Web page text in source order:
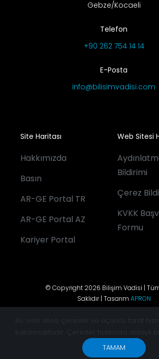
Gebze/Kocaeli
Telefon
+90 262 754 14 14
E-Posta
info@bilisimvadisi.com
Site Haritası
Hakkımızda
Basın
AR-GE Portal TR
AR-GE Portal AZ
Kariyer Portal
Web Sitesi
Bildirimi
Çerez
KVKK
Formu
© Copyright 2026 Bilişim Vadisi |
Saklıdır | Tasarım APRON
Bu web sitesi çerezler ve üçüncü taraf
kullanmaktadır. Çerezler hakkında detaylı
TAMAM